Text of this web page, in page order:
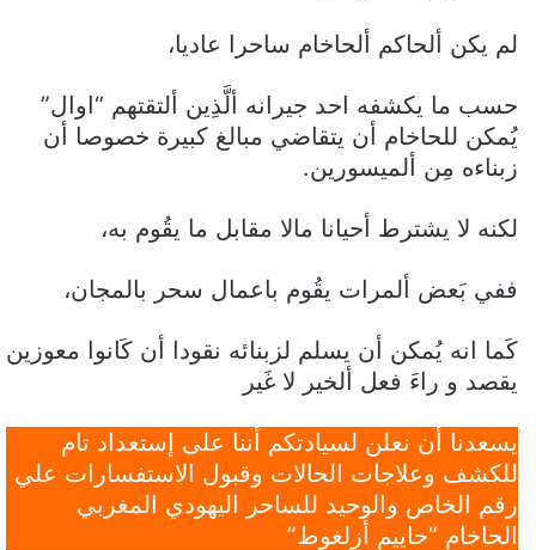
لم يكن ألحاكم ألحاخام ساحرا عاديا،
حسب ما يكشفه احد جيرانه ألَّذِين ألتقتهم “اوال”
يُمكن للحاخام أن يتقاضي مبالغ كبيرة خصوصا أن
زبناءه مِن ألميسورين.
لكنه لا يشترط أحيانا مالا مقابل ما يقُوم به،
ففي بَعض ألمرات يقُوم باعمال سحر بالمجان،
كَما انه يُمكن أن يسلم لزبنائه نقودا أن كَانوا معوزين
يقصد و راءَ فعل ألخير لا غَير
يسعدنا أن نعلن لسيادتكم أننا على إستعداد تام
للكشف وعلاجات الحالات وقبول الاستفسارات علي
رقم الخاص والوحيد للساحر اليهودي المغربي
الحاخام “حاييم أزلغوط”